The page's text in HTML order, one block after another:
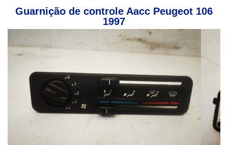
Guarnição de controle Aacc Peugeot 106
1997